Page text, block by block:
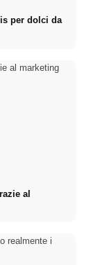
per dolci da
al